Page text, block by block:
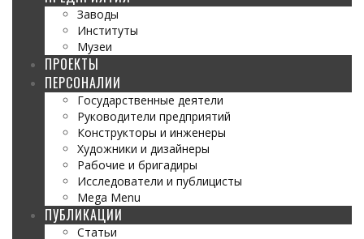
Заводы
Институты
Музеи
ПРОЕКТЫ
ПЕРСОНАЛИИ
Государственные деятели
Руководители предприятий
Конструкторы и инженеры
Художники и дизайнеры
Рабочие и бригадиры
Исследователи и публицисты
Mega Menu
ПУБЛИКАЦИИ
Статьи